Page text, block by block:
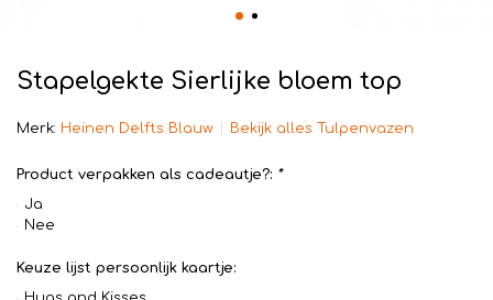
Stapelgekte Sierlijke bloem top
Merk: Heinen Delfts Blauw Bekijk alles Tulpenvazen
Product verpakken als cadeautje?: *
Ja
Nee
Keuze lijst persoonlijk kaartje: